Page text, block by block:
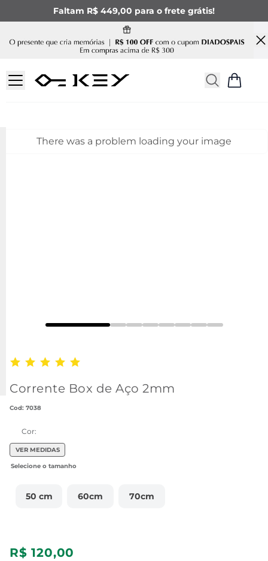
Faltam R$ 449,00 para o frete grátis!
There was a problem loading your image
Corrente Box de Aço 2mm
: 7038
Cor:
VER MEDIDAS
50 cm 60cm 70cm
R$ 120,00